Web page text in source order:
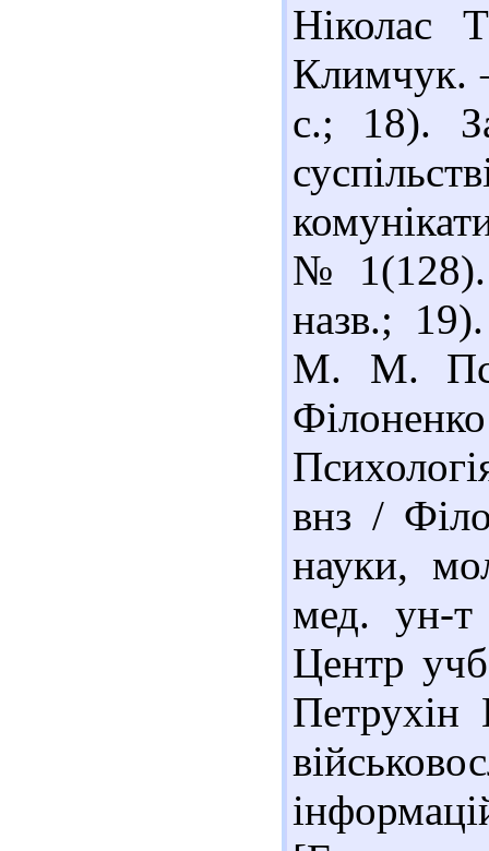
Ніколас
Климчук.
с.; 18).
№ 1(128).
назв.;
М. М.
внз /
науки,
мед. ун-
Центр
Петрухін